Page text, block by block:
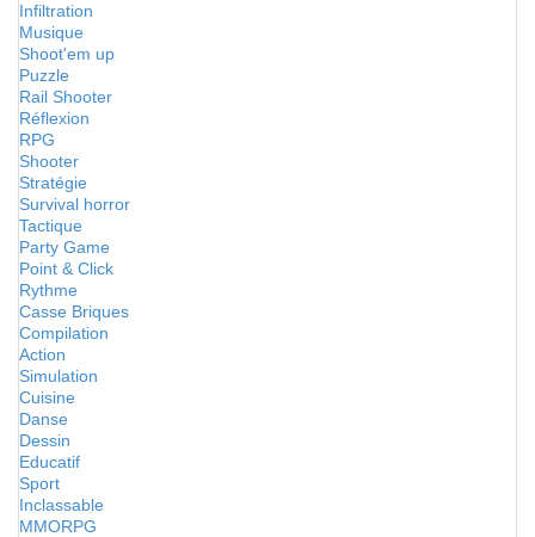
Infiltration
Musique
Shoot'em up
Puzzle
Rail Shooter
Réflexion
RPG
Shooter
Stratégie
Survival horror
Tactique
Party Game
Point & Click
Rythme
Casse Briques
Compilation
Action
Simulation
Cuisine
Danse
Dessin
Educatif
Sport
Inclassable
MMORPG